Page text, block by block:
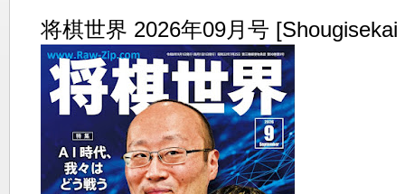
将棋世界 2026年09月号 [Shougisekai